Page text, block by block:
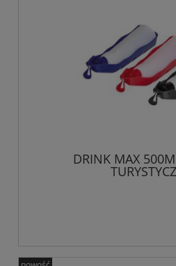
DRINK MAX